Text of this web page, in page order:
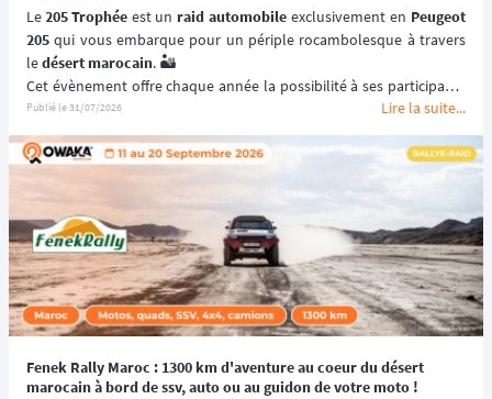
Le 205 Trophée est un raid automobile exclusivement en Peugeot
205 qui vous embarque pour un périple rocambolesque à travers
le désert marocain. 🏜️
Cet évènement offre chaque année la possibilité à ses participants
de (re)découvrir le Maroc en traversant ses paysages les plus
emblématiques et les plus désertiques. 🌵
Visant à renouer avec l’esprit des
premiers rallye-raids, le 205
et le dépassement de soi ! 🚙
📆 Prochaines dates : du 2 au 15 Mai 2027.
Publié le31/07/2026 Lire la suite...
Fenek Rally Maroc : 1300 km d'aventure au coeur du désert
marocain à bord de ssv, auto ou au guidon de votre moto !